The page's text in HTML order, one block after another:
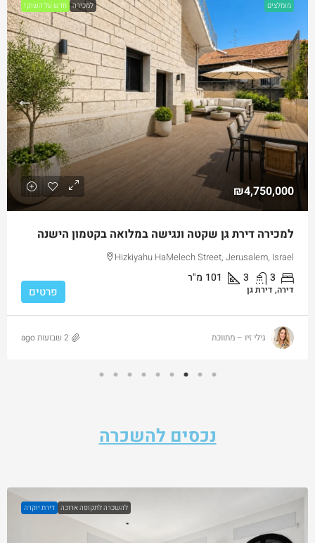
מומלצים למכירה חדש על השוק !
₪4,750,000
למכירה דירת גן שקטה ונגישה במלואה בקטמון הישנה
Hizkiyahu HaMelech Street, Jerusalem, Israel
3
3
101 מ"ר
דירה, דירת גן פרטים
גילי זיו – מתווכת 2 שבועות ago
נכסים להשכרה
להשכרה לתקופה ארוכה דירת יוקרה